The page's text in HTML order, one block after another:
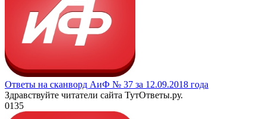
Ответы на сканворд АиФ № 37 за 12.09.2018 года
Здравствуйте читатели сайта ТутОтветы.ру.
0135